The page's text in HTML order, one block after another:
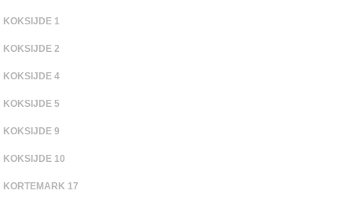
KOKSIJDE 1
KOKSIJDE 2
KOKSIJDE 4
KOKSIJDE 5
KOKSIJDE 9
KOKSIJDE 10
KORTEMARK 17